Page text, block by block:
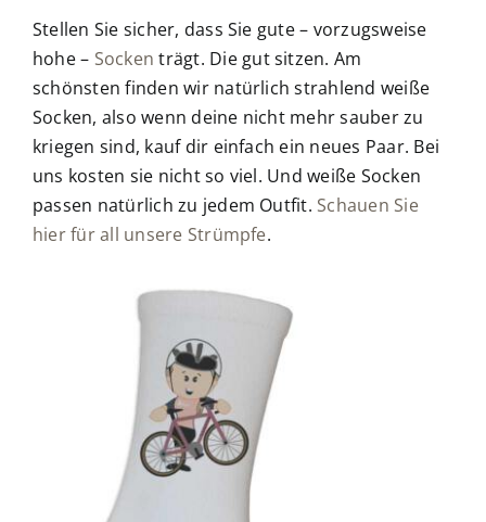
Stellen Sie sicher, dass Sie gute – vorzugsweise
hohe – Socken trägt. Die gut sitzen. Am
schönsten finden wir natürlich strahlend weiße
Socken, also wenn deine nicht mehr sauber zu
kriegen sind, kauf dir einfach ein neues Paar. Bei
uns kosten sie nicht so viel. Und weiße Socken
passen natürlich zu jedem Outfit. Schauen Sie
hier für all unsere Strümpfe.